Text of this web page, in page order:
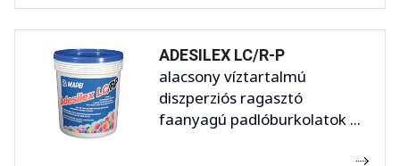
ADESILEX LC/R-P
alacsony víztartalmú
diszperziós ragasztó
faanyagú padlóburkolatok ...